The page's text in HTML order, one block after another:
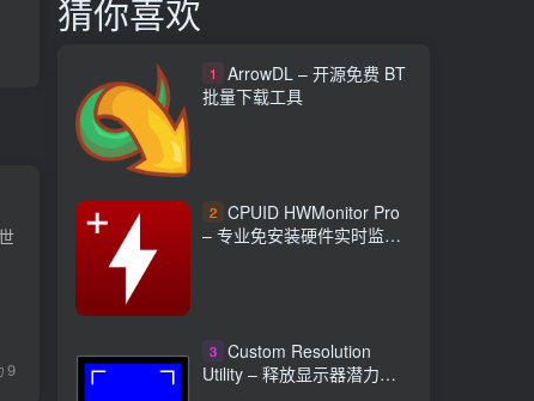
9
猜你喜欢
1
ArrowDL – 开源免费 BT
批量下载工具
2 CPUID HWMonitor Pro
– 专业免安装硬件实时监控
3 Custom Resolution
Utility – 释放显示器潜力自